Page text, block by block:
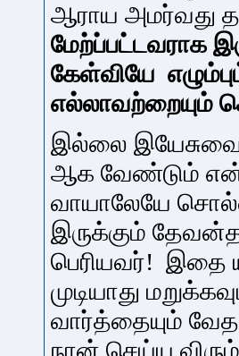
ஆராய அமர்வது
மேற்ப்பட்டவராக
கேள்வியே
எல்லாவற்றையும்
இல்லை
ஆக வேண்டும்
வாயாலேயே
இருக்கும்
பெரியவர்! இதை
முடியாது
வார்த்தையும்
நான் செய்ய